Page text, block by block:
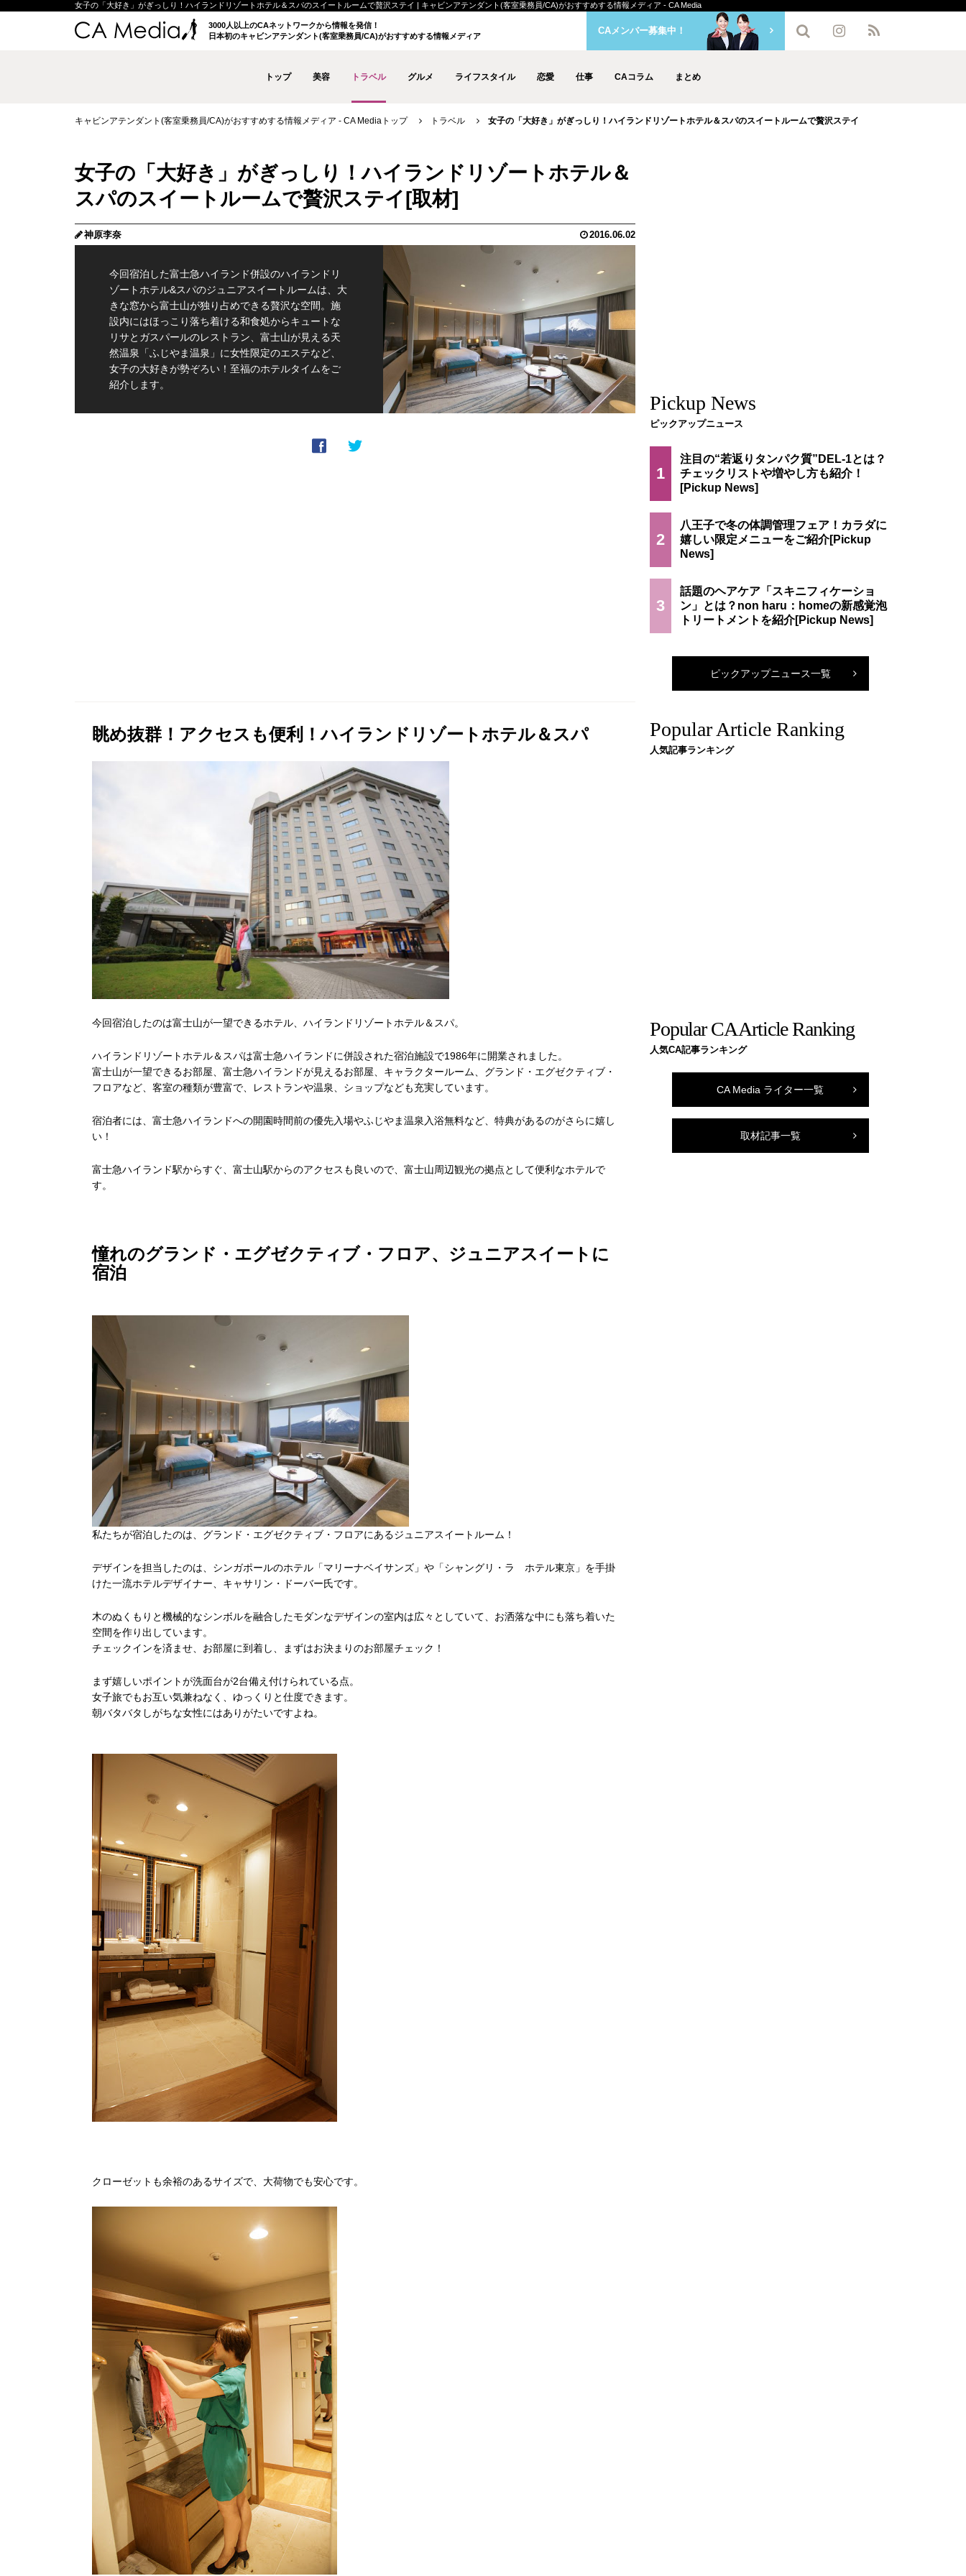
女子の「大好き」がぎっしり！ハイランドリゾートホテル＆スパのスイートルームで贅沢ステイ | キャビンアテンダント(客室乗務員/CA)がおすすめする情報メディア - CA Media
3000人以上のCAネットワークから情報を発信！
日本初のキャビンアテンダント(客室乗務員/CA)がおすすめする情報メディア
トップ 美容 トラベル グルメ ライフスタイル 恋愛 仕事 CAコラム まとめ
CAメンバー募集中！
キャビンアテンダント(客室乗務員/CA)がおすすめする情報メディア - CA Mediaトップ トラベル 女子の「大好き」がぎっしり！ハイランドリゾートホテル＆スパのスイートルームで贅沢ステイ
女子の「大好き」がぎっしり！ハイランドリゾートホテル＆
スパのスイートルームで贅沢ステイ
神原李奈 2016.06.02
今回宿泊した富士急ハイランド併設のハイランドリ
ゾートホテル&スパのジュニアスイートルームは、大
きな窓から富士山が独り占めできる贅沢な空間。施
設内にはほっこり落ち着ける和食処からキュートな
リサとガスパールのレストラン、富士山が見える天
然温泉「ふじやま温泉」に女性限定のエステなど、
女子の大好きが勢ぞろい！至福のホテルタイムをご
紹介します。
眺め抜群！アクセスも便利！ハイランドリゾートホテル＆スパ
今回宿泊したのは富士山が一望できるホテル、ハイランドリゾートホテル＆スパ。
ハイランドリゾートホテル＆スパは富士急ハイランドに併設された宿泊施設で1986年に開業されました。
富士山が一望できるお部屋、富士急ハイランドが見えるお部屋、キャラクタールーム、グランド・エグゼクティブ・
フロアなど、客室の種類が豊富で、レストランや温泉、ショップなども充実しています。
宿泊者には、富士急ハイランドへの開園時間前の優先入場やふじやま温泉入浴無料など、特典があるのがさらに嬉し
い！
富士急ハイランド駅からすぐ、富士山駅からのアクセスも良いので、富士山周辺観光の拠点として便利なホテルで
す。
憧れのグランド・エグゼクティブ・フロア、ジュニアスイートに
宿泊
私たちが宿泊したのは、グランド・エグゼクティブ・フロアにあるジュニアスイートルーム！
デザインを担当したのは、シンガポールのホテル「マリーナベイサンズ」や「シャングリ・ラ ホテル東京」を手掛
けた一流ホテルデザイナー、キャサリン・ドーバー氏です。
木のぬくもりと機械的なシンボルを融合したモダンなデザインの室内は広々としていて、 お洒落な中にも落ち着いた
空間を作り出しています。
チェックインを済ませ、お部屋に到着し、まずはお決まりのお部屋チェック！
まず嬉しいポイントが洗面台が2台備え付けられている点。
女子旅でもお互い気兼ねなく、ゆっくりと仕度できます。
朝バタバタしがちな女性にはありがたいですよね。
クローゼットも余裕のあるサイズで、大荷物でも安心です。
Pickup News
ピックアップニュース
1
注目の“若返りタンパク質”DEL-1とは？
チェックリストや増やし方も紹介！
2
八王子で冬の体調管理フェア！カラダに
嬉しい限定メニューをご紹介
3
話題のヘアケア「スキニフィケーショ
ン」とは？non haru：homeの新感覚泡
トリートメントを紹介
ピックアップニュース一覧
Popular Article Ranking
人気記事ランキング
Popular CA Article Ranking
人気CA記事ランキング
CA Media ライター一覧
取材記事一覧